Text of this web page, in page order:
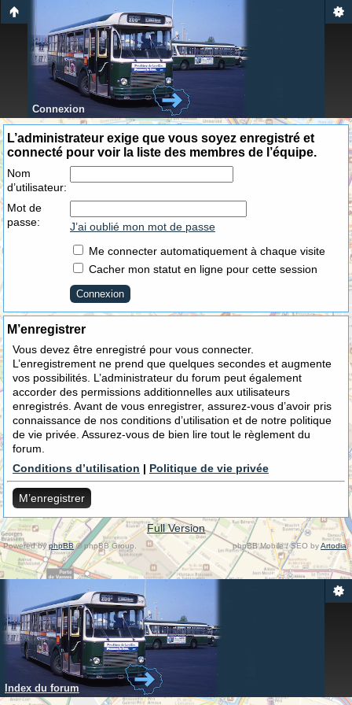
Connexion
L’administrateur exige que vous soyez enregistré et
connecté pour voir la liste des membres de l’équipe.
Nom
d’utilisateur:
Mot de
passe:
J’ai oublié mon mot de passe
Me connecter automatiquement à chaque visite
Cacher mon statut en ligne pour cette session
M’enregistrer
Vous devez être enregistré pour vous connecter.
L’enregistrement ne prend que quelques secondes et augmente
vos possibilités. L’administrateur du forum peut également
accorder des permissions additionnelles aux utilisateurs
enregistrés. Avant de vous enregistrer, assurez-vous d’avoir pris
connaissance de nos conditions d’utilisation et de notre politique
de vie privée. Assurez-vous de bien lire tout le règlement du
forum.
Conditions d’utilisation | Politique de vie privée
M’enregistrer
Full Version
Powered byphpBB© phpBB Group. phpBB Mobile / SEO byArtodia.
Index du forum